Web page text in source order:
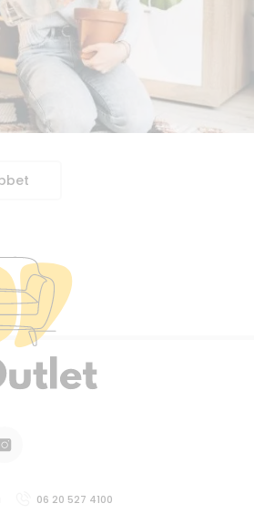
06 20 527 4100